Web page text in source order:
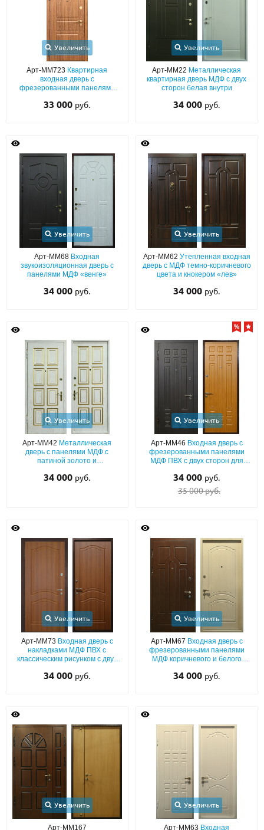
Увеличить
Арт-ММ723 Квартирная
входная дверь с
фрезерованными панелями
33 000 руб.
Увеличить
Арт-ММ22 Металлическая
квартирная дверь МДФ с двух
сторон белая внутри
34 000 руб.
Увеличить
Арт-ММ68 Входная
звукоизоляционная дверь с
панелями МДФ «венге»
34 000 руб.
Увеличить
Арт-ММ62 Утепленная входная
дверь с МДФ темно-коричневого
цвета и кнокером «лев»
34 000 руб.
Увеличить
Арт-ММ42 Металлическая
дверь с панелями МДФ с
патиной золото и
34 000 руб.
Увеличить
Арт-ММ46 Входная дверь с
фрезерованными панелями
МДФ ПВХ с двух сторон для
34 000 руб.
35 000 руб.
Увеличить
Арт-ММ73 Входная дверь с
накладками МДФ ПВХ с
классическим рисунком с двух
34 000 руб.
Увеличить
Арт-ММ67 Входная дверь с
фрезерованными панелями
МДФ коричневого и белого
34 000 руб.
Увеличить
Арт-ММ167
Увеличить
Арт-ММ63 Входная